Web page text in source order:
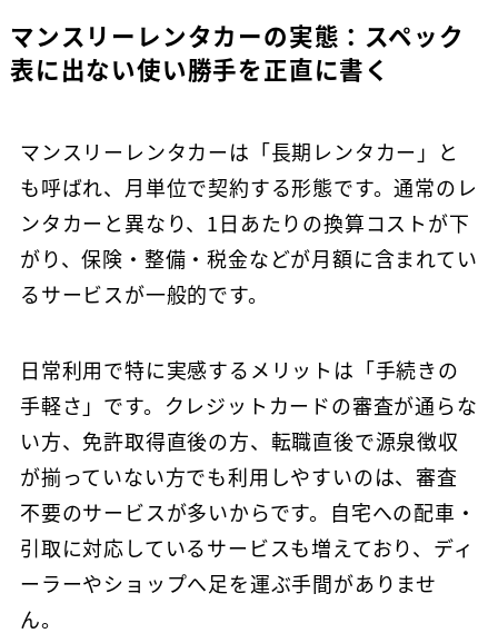
マンスリーレンタカーの実態：スペック
表に出ない使い勝手を正直に書く
マンスリーレンタカーは「長期レンタカー」と
も呼ばれ、月単位で契約する形態です。通常のレ
ンタカーと異なり、1日あたりの換算コストが下
がり、保険・整備・税金などが月額に含まれてい
るサービスが一般的です。
日常利用で特に実感するメリットは「手続きの
手軽さ」です。クレジットカードの審査が通らな
い方、免許取得直後の方、転職直後で源泉徴収
が揃っていない方でも利用しやすいのは、審査
不要のサービスが多いからです。自宅への配車・
引取に対応しているサービスも増えており、ディ
ーラーやショップへ足を運ぶ手間がありませ
ん。